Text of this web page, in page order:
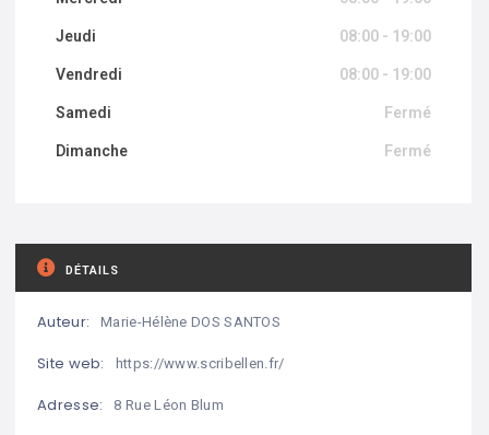
Jeudi 08:00 - 19:00
Vendredi 08:00 - 19:00
Samedi Fermé
Dimanche Fermé
DÉTAILS
Auteur: Marie-Hélène DOS SANTOS
Site web: https://www.scribellen.fr/
Adresse: 8 Rue Léon Blum